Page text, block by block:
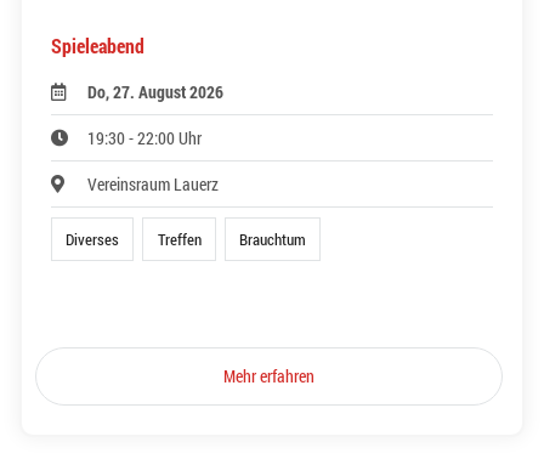
Spieleabend
Do, 27. August 2026
19:30 - 22:00 Uhr
Vereinsraum Lauerz
Diverses Treffen Brauchtum
Mehr erfahren